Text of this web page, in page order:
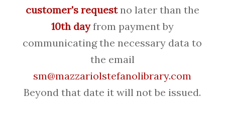
customer's requestno later than the
10th dayfrom payment by
communicating the necessary data to
the email
sm@mazzariolstefanolibrary.com
Beyond that date it will not be issued.